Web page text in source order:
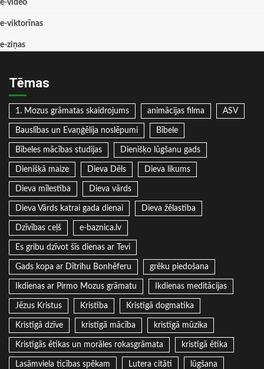
e-video
e-viktorīnas
e-ziņas
Tēmas
1. Mozus grāmatas skaidrojums animācijas filma ASV
Bauslības un Evaņģēlija noslēpumi Bībele
Bībeles mācības studijas Dienišķo lūgšanu gads
Dienišķā maize Dieva Dēls Dieva likums
Dieva mīlestība Dieva vārds
Dieva Vārds katrai gada dienai Dieva žēlastība
Dzīvības ceļš e-baznica.lv
Es gribu dzīvot šīs dienas ar Tevi
Gads kopa ar Dītrihu Bonhēferu grēku piedošana
Ikdienas ar Pirmo Mozus grāmatu Ikdienas meditācijas
Jēzus Kristus Kristība Kristīgā dogmatika
Kristīgā dzīve kristīgā mācība kristīgā mūzika
Kristīgās ētikas un morāles rokasgrāmata kristīgā ētika
Lasāmviela ticības spēkam Lutera citāti lūgšana